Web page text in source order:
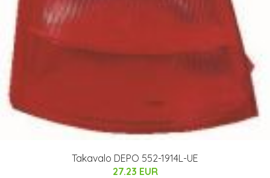
Takavalo DEPO 552-1914L-UE
27.23 EUR